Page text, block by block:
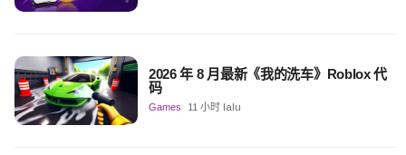
2026 年 8 月最新《我的洗车》Roblox 代
码
Games 11 小时 lalu